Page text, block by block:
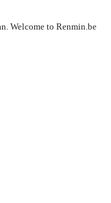
Welcome to Renmin.be